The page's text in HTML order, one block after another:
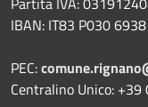
IBAN: IT83 P030
PEC:
Centralino Unico: